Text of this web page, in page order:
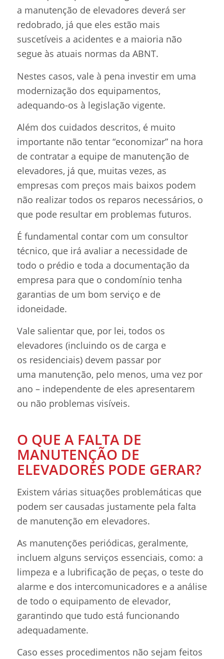
a manutenção de elevadores deverá ser
redobrado, já que eles estão mais
suscetíveis a acidentes e a maioria não
segue às atuais normas da ABNT.
Nestes casos, vale à pena investir em uma
modernização dos equipamentos,
adequando-os à legislação vigente.
Além dos cuidados descritos, é muito
importante não tentar “economizar” na hora
de contratar a equipe de manutenção de
elevadores, já que, muitas vezes, as
empresas com preços mais baixos podem
não realizar todos os reparos necessários, o
que pode resultar em problemas futuros.
É fundamental contar com um consultor
técnico, que irá avaliar a necessidade de
todo o prédio e toda a documentação da
empresa para que o condomínio tenha
garantias de um bom serviço e de
idoneidade.
Vale salientar que, por lei, todos os
elevadores (incluindo os de carga e
os residenciais) devem passar por
uma manutenção, pelo menos, uma vez por
ano – independente de eles apresentarem
ou não problemas visíveis.
O QUE A FALTA DE
MANUTENÇÃO DE
ELEVADORES PODE GERAR?
Existem várias situações problemáticas que
podem ser causadas justamente pela falta
de manutenção em elevadores.
As manutenções periódicas, geralmente,
incluem alguns serviços essenciais, como: a
limpeza e a lubrificação de peças, o teste do
alarme e dos intercomunicadores e a análise
de todo o equipamento de elevador,
garantindo que tudo está funcionando
adequadamente.
Caso esses procedimentos não sejam feitos